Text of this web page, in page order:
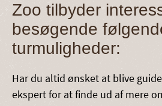
Zoo tilbyder
besøgende
turmuligheder:
Har du altid ønsket at blive
ekspert for at finde ud af mere